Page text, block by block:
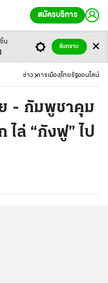
สมัครบริการ
ข่าว การเมือง ไทยรัฐออนไลน์
- กัมพูชาคุม
ไล่ “กังฟู” ไป
น
รับทราบ